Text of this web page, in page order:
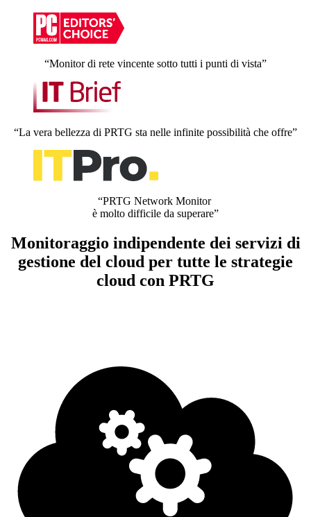
“Monitor di rete vincente sotto tutti i punti di vista”
“La vera bellezza di PRTG sta nelle infinite possibilità che offre”
“PRTG Network Monitor
è molto difficile da superare”
Monitoraggio indipendente dei servizi di
gestione del cloud per tutte le strategie
cloud con PRTG